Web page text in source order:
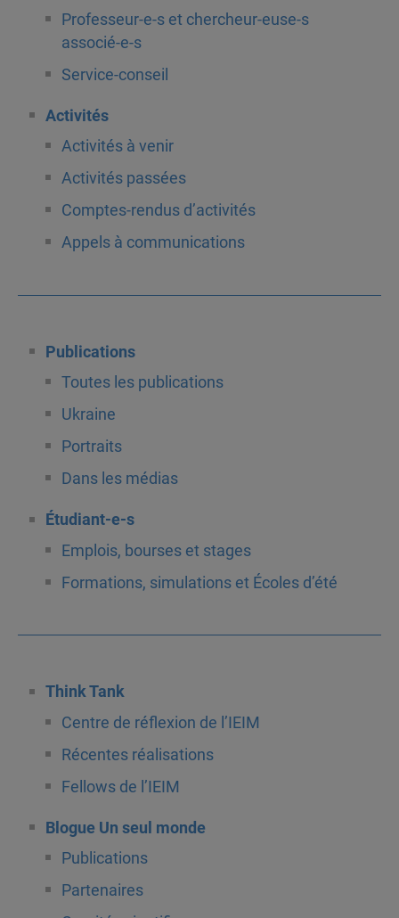
Professeur-e-s et chercheur-euse-s
associé-e-s
Service-conseil
Activités
Activités à venir
Activités passées
Comptes-rendus d’activités
Appels à communications
Publications
Toutes les publications
Ukraine
Portraits
Dans les médias
Étudiant-e-s
Emplois, bourses et stages
Formations, simulations et Écoles d’été
Think Tank
Centre de réflexion de l’IEIM
Récentes réalisations
Fellows de l’IEIM
Blogue Un seul monde
Publications
Partenaires